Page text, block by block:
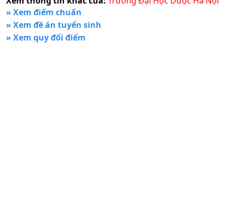
» Xem điểm chuẩn
» Xem đề án tuyển sinh
» Xem quy đổi điểm